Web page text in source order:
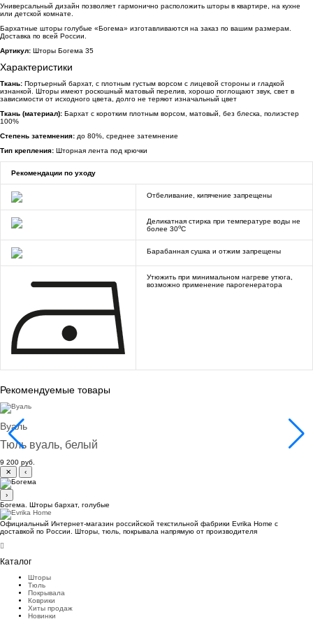
Универсальный дизайн позволяет гармонично расположить шторы в квартире, на кухне
или детской комнате.
Бархатные шторы голубые «Богема» изготавливаются на заказ по вашим размерам.
Доставка по всей России.
Артикул: Шторы Богема 35
Характеристики
Ткань: Портьерный бархат, с плотным густым ворсом с лицевой стороны и гладкой
изнанкой. Шторы имеют роскошный матовый перелив, хорошо поглощают звук, свет в
зависимости от исходного цвета, долго не теряют изначальный цвет
Ткань (материал): Бархат с коротким плотным ворсом, матовый, без блеска, полиэстер
100%
Степень затемнения: до 80%, среднее затемнение
Тип крепления: Шторная лента под крючки
Рекомендации по уходу
Отбеливание, кипячение запрещены
Деликатная стирка при температуре воды не
более 30oC
Барабанная сушка и отжим запрещены
Утюжить при минимальном нагреве утюга,
возможно применение парогенератора
Рекомендуемые товары
Вуаль
Тюль вуаль, белый
9 200 руб.
✕
‹
›
Богема. Шторы бархат, голубые
Официальный Интернет-магазин российской текстильной фабрики Evrika Home c
доставкой по России. Шторы, тюль, покрывала напрямую от производителя
Каталог
Шторы
Тюль
Покрывала
Коврики
Хиты продаж
Новинки